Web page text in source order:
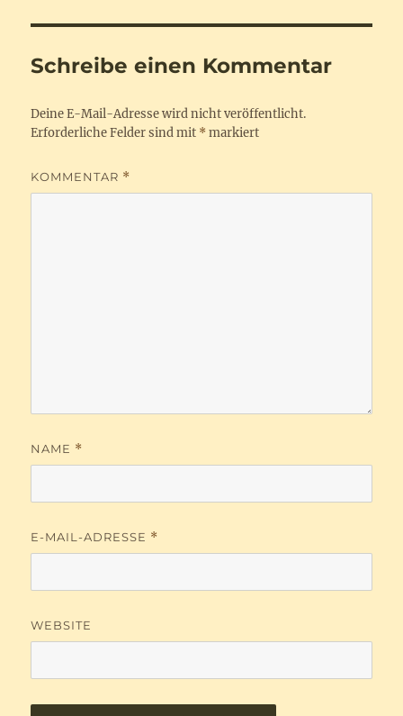
Schreibe einen Kommentar
Deine E-Mail-Adresse wird nicht veröffentlicht.
Erforderliche Felder sind mit * markiert
KOMMENTAR *
NAME *
E-MAIL-ADRESSE *
WEBSITE